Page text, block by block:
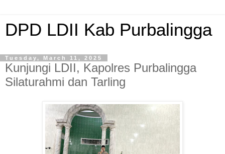
DPD LDII Kab Purbalingga
Tuesday, March 11, 2025
Kunjungi LDII, Kapolres Purbalingga
Silaturahmi dan Tarling